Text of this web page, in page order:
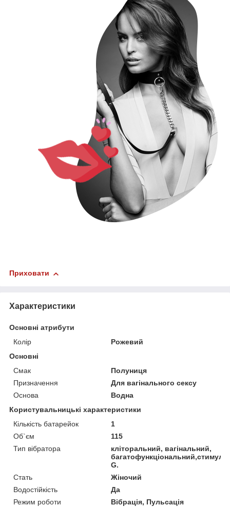
Приховати
Характеристики
Основні атрибути
Колір
Рожевий
Основні
Смак
Полуниця
Призначення
Для вагінального сексу
Основа
Водна
Користувальницькі характеристики
Кількість батарейок
1
Об`єм
115
Тип вібратора
кліторальний, вагінальний,
G.
Стать
Жіночий
Водостійкість
Да
Режим роботи
Вібрація, Пульсація